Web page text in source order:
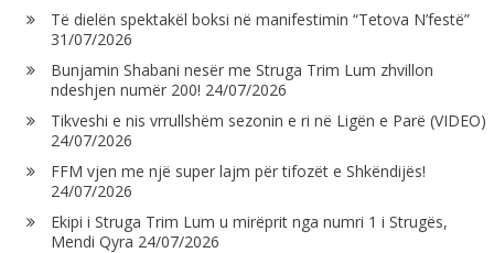
Të dielën spektakël boksi në manifestimin “Tetova N’festë”
31/07/2026
Bunjamin Shabani nesër me Struga Trim Lum zhvillon
ndeshjen numër 200! 24/07/2026
Tikveshi e nis vrrullshëm sezonin e ri në Ligën e Parë (VIDEO)
24/07/2026
FFM vjen me një super lajm për tifozët e Shkëndijës!
24/07/2026
Ekipi i Struga Trim Lum u mirëprit nga numri 1 i Strugës,
Mendi Qyra 24/07/2026